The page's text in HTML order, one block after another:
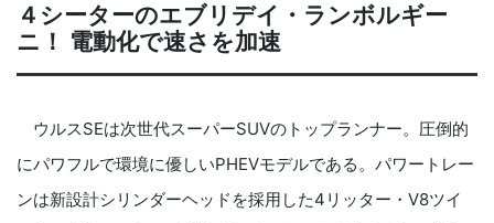
４シーターのエブリデイ・ランボルギー
ニ！ 電動化で速さを加速
ウルスSEは次世代スーパーSUVのトップランナー。圧倒的
にパワフルで環境に優しいPHEVモデルである。パワートレー
ンは新設計シリンダーヘッドを採用した4リッター・V8ツイ